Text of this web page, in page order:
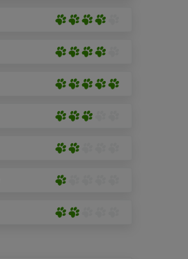
sur
(2
sur
Très
(4
sur
Très
(4
sur
Extrêmement
(5
sur
Moyennement
(4
sur
Peu
(2
sur
Très
prononcé
Peu